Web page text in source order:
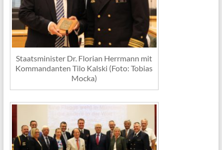
Staatsminister Dr. Florian Herrmann mit
Kommandanten Tilo Kalski (Foto: Tobias
Mocka)